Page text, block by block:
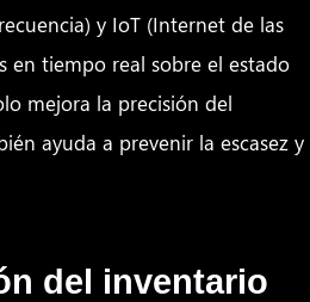
y IoT (Internet de las
en tiempo real sobre el estado
mejora la precisión del
ayuda a prevenir la escasez y
del inventario